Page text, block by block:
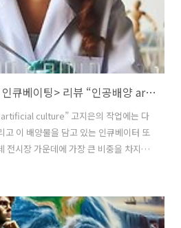
고지은 개인전 <아트랩 : 인큐베이팅> 리뷰 “인공배양 artificial culture”
artificial culture” 고지은의 작업에는 다
고 이 배양물을 담고 있는 인큐베이터 또
전시장 가운데에 가장 큰 비중을 차지하
안에는 연두색의 기괴한 형태의 물질
이프 안에서 배양되는 물질을 쉽게 관
생물 같은 인공물들이 전시에 등장하